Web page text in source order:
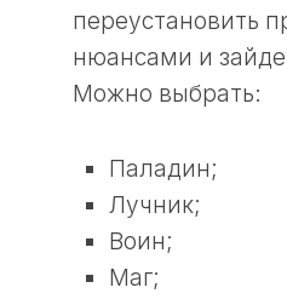
переустановить
нюансами и
Можно выбрать:
Паладин;
Лучник;
Воин;
Маг;